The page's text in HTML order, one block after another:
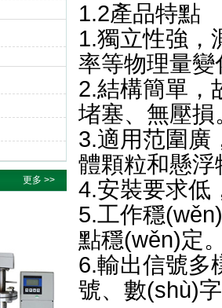
更多 >>
1.2產品特點
1.獨立性強
率等物理量
2.結構簡單
堵塞、無壓損
3.適用范圍廣
體顆粒和懸浮物
4.安裝要求低
5.工作穩(wěn)
點穩(wěn)定
6.輸出信號多
號、數(shù)